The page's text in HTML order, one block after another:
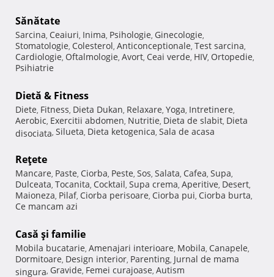
Sănătate
Sarcina, Ceaiuri, Inima, Psihologie, Ginecologie,
Stomatologie, Colesterol, Anticonceptionale, Test sarcina,
Cardiologie, Oftalmologie, Avort, Ceai verde, HIV, Ortopedie,
Psihiatrie
Dietă & Fitness
Diete, Fitness, Dieta Dukan, Relaxare, Yoga, Intretinere,
Aerobic, Exercitii abdomen, Nutritie, Dieta de slabit, Dieta
disociata, Silueta, Dieta ketogenica, Sala de acasa
Reţete
Mancare, Paste, Ciorba, Peste, Sos, Salata, Cafea, Supa,
Dulceata, Tocanita, Cocktail, Supa crema, Aperitive, Desert,
Maioneza, Pilaf, Ciorba perisoare, Ciorba pui, Ciorba burta,
Ce mancam azi
Casă şi familie
Mobila bucatarie, Amenajari interioare, Mobila, Canapele,
Dormitoare, Design interior, Parenting, Jurnal de mama
singura, Gravide, Femei curajoase, Autism